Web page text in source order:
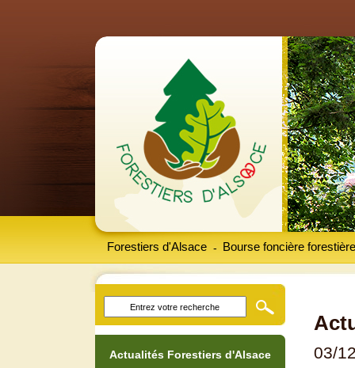
Forestiers d'Alsace Bourse foncière forestière
-
03/
Actualités Forestiers d'Alsace